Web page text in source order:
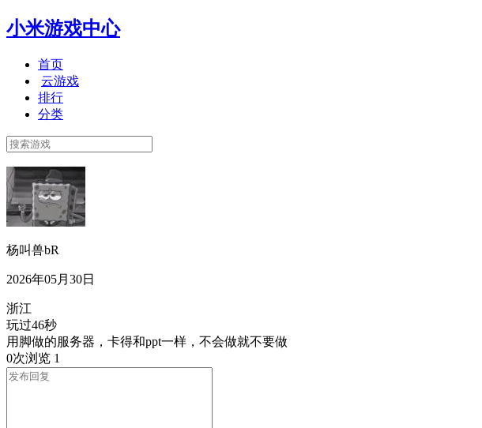
小米游戏中心
首页
云游戏
排行
分类
杨叫兽bR
2026年05月30日
浙江
玩过46秒
用脚做的服务器，卡得和ppt一样，不会做就不要做
0次浏览 1